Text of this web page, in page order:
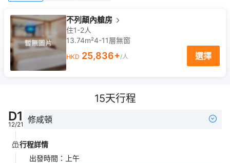
不列顛內艙房
住1-2人
13.74m²4-11層無窗
HKD 25,836+/人 選擇
15天行程
D1
12/21 修咸頓
行程詳情
出發時間 ： 上午